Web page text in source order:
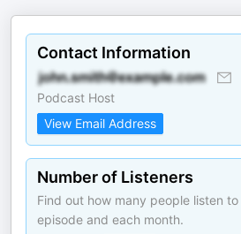
Contact Information
Podcast Host
View Email Address
Number of Listeners
Find out how many people listen
episode and each month.